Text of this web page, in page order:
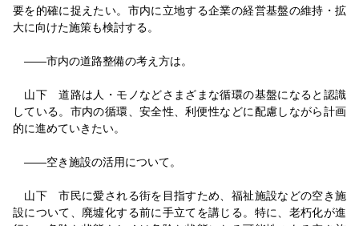
要を的確に捉えたい。市内に立地する企業の経営基盤の維持・拡
大に向けた施策も検討する。
――市内の道路整備の考え方は。
山下 道路は人・モノなどさまざまな循環の基盤になると認識
している。市内の循環、安全性、利便性などに配慮しながら計画
的に進めていきたい。
――空き施設の活用について。
山下 市民に愛される街を目指すため、福祉施設などの空き施
設について、廃墟化する前に手立てを講じる。特に、老朽化が進